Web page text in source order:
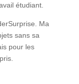
étudiant.
Ma
sans sa
pour les